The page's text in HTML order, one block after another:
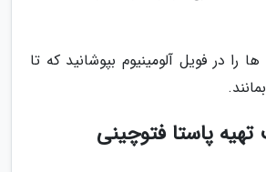
را در فویل آلومینیوم بپوشانید که تا
پاستا فتوچینی